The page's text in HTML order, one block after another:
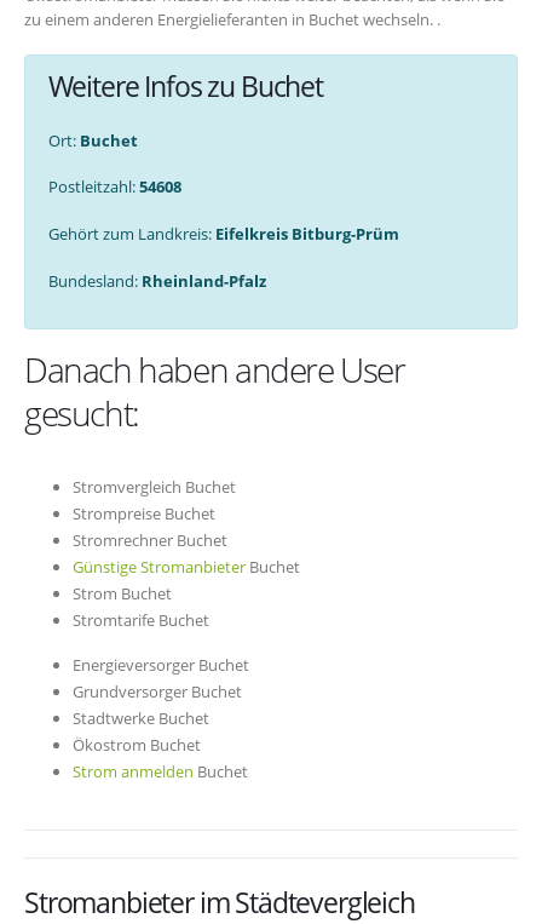
zu einem anderen Energielieferanten in Buchet wechseln. .
Weitere Infos zu Buchet
Ort: Buchet
Postleitzahl:54608
Gehört zum Landkreis: Eifelkreis Bitburg-Prüm
Bundesland: Rheinland-Pfalz
Danach haben andere User
gesucht:
Stromvergleich Buchet
Strompreise Buchet
Stromrechner Buchet
Günstige Stromanbieter Buchet
Strom Buchet
Stromtarife Buchet
Energieversorger Buchet
Grundversorger Buchet
Stadtwerke Buchet
Ökostrom Buchet
Strom anmelden Buchet
Stromanbieter im Städtevergleich